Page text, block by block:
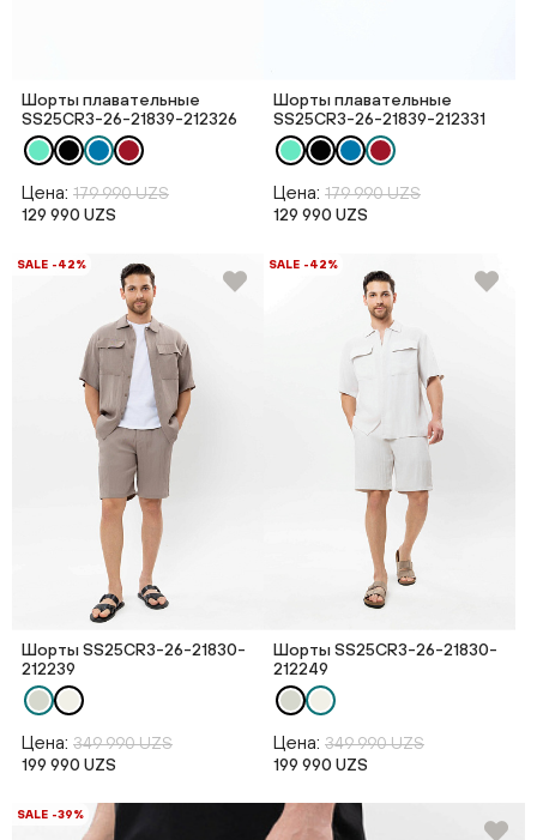
Шорты плавательные
SS25CR3-26-21839-212326
Цена: 179 990 UZS
129 990 UZS
Шорты плавательные
SS25CR3-26-21839-212331
Цена: 179 990 UZS
129 990 UZS
SALE -42%
Шорты SS25CR3-26-21830-
212239
Цена: 349 990 UZS
199 990 UZS
SALE -42%
Шорты SS25CR3-26-21830-
212249
Цена: 349 990 UZS
199 990 UZS
SALE -39%